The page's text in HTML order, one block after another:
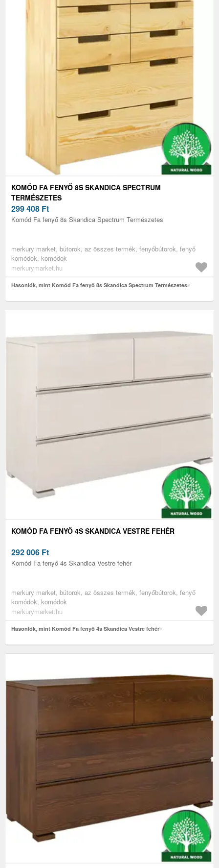
KOMÓD FA FENYŐ 8S SKANDICA SPECTRUM
TERMÉSZETES
299 408 Ft
Komód Fa fenyő 8s Skandica Spectrum Természetes
merkury market, bútorok, az összes termék, fenyőbútorok, fenyő
komódok, komódok
merkurymarket.hu
Hasonlók, mint Komód Fa fenyő 8s Skandica Spectrum Természetes
KOMÓD FA FENYŐ 4S SKANDICA VESTRE FEHÉR
292 006 Ft
Komód Fa fenyő 4s Skandica Vestre fehér
merkury market, bútorok, az összes termék, fenyőbútorok, fenyő
komódok, komódok
merkurymarket.hu
Hasonlók, mint Komód Fa fenyő 4s Skandica Vestre fehér